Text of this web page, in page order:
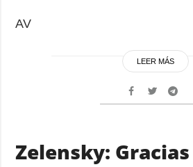
AV
LEER MÁS
Zelensky: